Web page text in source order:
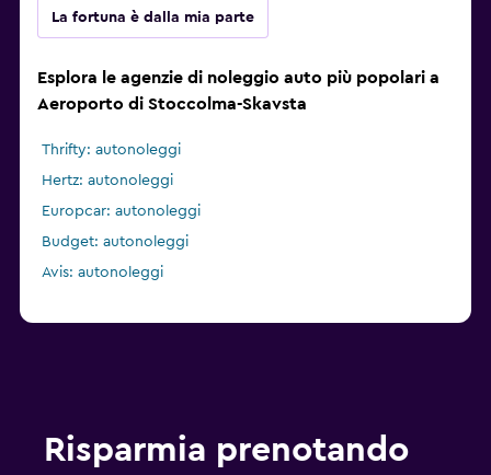
La fortuna è dalla mia parte
Esplora le agenzie di noleggio auto più popolari a
Aeroporto di Stoccolma-Skavsta
Thrifty: autonoleggi
Hertz: autonoleggi
Europcar: autonoleggi
Budget: autonoleggi
Avis: autonoleggi
Risparmia prenotando